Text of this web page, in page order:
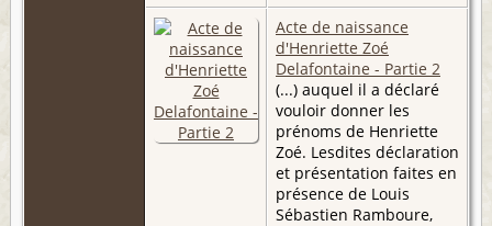
Acte de naissance
d'Henriette Zoé
Delafontaine - Partie 2
(...) auquel il a déclaré
vouloir donner les
prénoms de Henriette
Zoé. Lesdites déclaration
et présentation faites en
présence de Louis
Sébastien Ramboure,